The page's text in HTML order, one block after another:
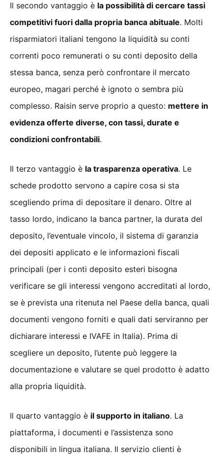
Il secondo vantaggio è la possibilità di cercare tassi
competitivi fuori dalla propria banca abituale. Molti
risparmiatori italiani tengono la liquidità su conti
correnti poco remunerati o su conti deposito della
stessa banca, senza però confrontare il mercato
europeo, magari perché è ignoto o sembra più
complesso. Raisin serve proprio a questo: mettere in
evidenza offerte diverse, con tassi, durate e
condizioni confrontabili.
Il terzo vantaggio è la trasparenza operativa. Le
schede prodotto servono a capire cosa si sta
scegliendo prima di depositare il denaro. Oltre al
tasso lordo, indicano la banca partner, la durata del
deposito, l’eventuale vincolo, il sistema di garanzia
dei depositi applicato e le informazioni fiscali
principali (per i conti deposito esteri bisogna
verificare se gli interessi vengono accreditati al lordo,
se è prevista una ritenuta nel Paese della banca, quali
documenti vengono forniti e quali dati serviranno per
dichiarare interessi e IVAFE in Italia). Prima di
scegliere un deposito, l’utente può leggere la
documentazione e valutare se quel prodotto è adatto
alla propria liquidità.
Il quarto vantaggio è il supporto in italiano. La
piattaforma, i documenti e l’assistenza sono
disponibili in lingua italiana. Il servizio clienti è